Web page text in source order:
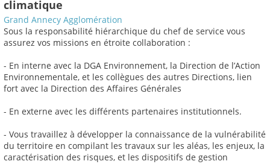
climatique
Grand Annecy Agglomération
Sous la responsabilité hiérarchique du chef de service vous
assurez vos missions en étroite collaboration :
- En interne avec la DGA Environnement, la Direction de l’Action
Environnementale, et les collègues des autres Directions, lien
fort avec la Direction des Affaires Générales
- En externe avec les différents partenaires institutionnels.
- Vous travaillez à développer la connaissance de la vulnérabilité
du territoire en compilant les travaux sur les aléas, les enjeux, la
caractérisation des risques, et les dispositifs de gestion